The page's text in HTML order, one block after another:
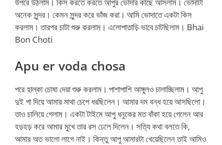
অনেক সুন্দর। কেমন সুন্দর করে ভাঁজ করা। আমি ভোদাতে একটা কিস
করলাম। তারপর চাটা শুরু করলাম। এলোপাতাড়ি ভাবে চাটছিলাম। Bhai
Bon Choti
Apu er voda chosa
পরে হাল্কা চোষা দেয়া শুরু করলাম। পাশাপাশি আঙ্গুলও চালাচ্ছিলাম। আপু
দুই পা দিয়ে আমার মাথা চেপে ধরছিলেন। আমার দম বন্ধ হয়ে আসছিলো।
তাও চালিয়ে গেলাম। একটা টাইমে আপু ধনুকের মত বাঁকা হয়ে গেলেন আর
হড়হড় করে আমার মুখে তার রস ঢেলে দিলেন। সত্যি কথা বলতে কি,
আমার অত ভালো লাগে নাই। কিন্তু আপু আমারটা খেয়েছিলেন তাই আমিও